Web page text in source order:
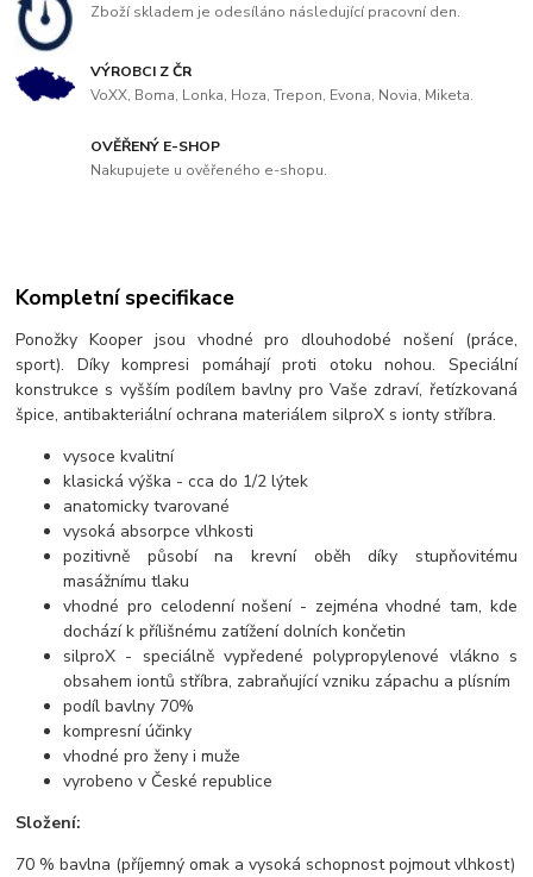
Zboží skladem je odesíláno následující pracovní den.
VÝROBCI Z ČR
VoXX, Boma, Lonka, Hoza, Trepon, Evona, Novia, Miketa.
OVĚŘENÝ E-SHOP
Nakupujete u ověřeného e-shopu.
Kompletní specifikace
Ponožky Kooper jsou vhodné pro dlouhodobé nošení (práce,
sport). Díky kompresi pomáhají proti otoku nohou. Speciální
konstrukce s vyšším podílem bavlny pro Vaše zdraví, řetízkovaná
špice, antibakteriální ochrana materiálem silproX s ionty stříbra.
vysoce kvalitní
klasická výška - cca do 1/2 lýtek
anatomicky tvarované
vysoká absorpce vlhkosti
pozitivně působí na krevní oběh díky stupňovitému
masážnímu tlaku
vhodné pro celodenní nošení - zejména vhodné tam, kde
dochází k přílišnému zatížení dolních končetin
silproX - speciálně vypředené polypropylenové vlákno s
obsahem iontů stříbra, zabraňující vzniku zápachu a plísním
podíl bavlny 70%
kompresní účinky
vhodné pro ženy i muže
vyrobeno v České republice
Složení:
70 % bavlna (příjemný omak a vysoká schopnost pojmout vlhkost)